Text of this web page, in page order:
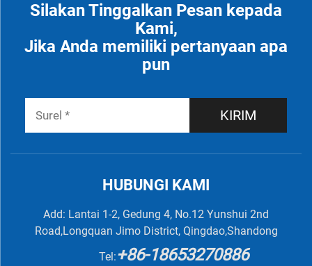
Silakan Tinggalkan Pesan kepada
Kami,
Jika Anda memiliki pertanyaan apa
pun
KIRIM
HUBUNGI KAMI
Add: Lantai 1-2, Gedung 4, No.12 Yunshui 2nd
Road,Longquan Jimo District, Qingdao,Shandong
Tel:+86-18653270886